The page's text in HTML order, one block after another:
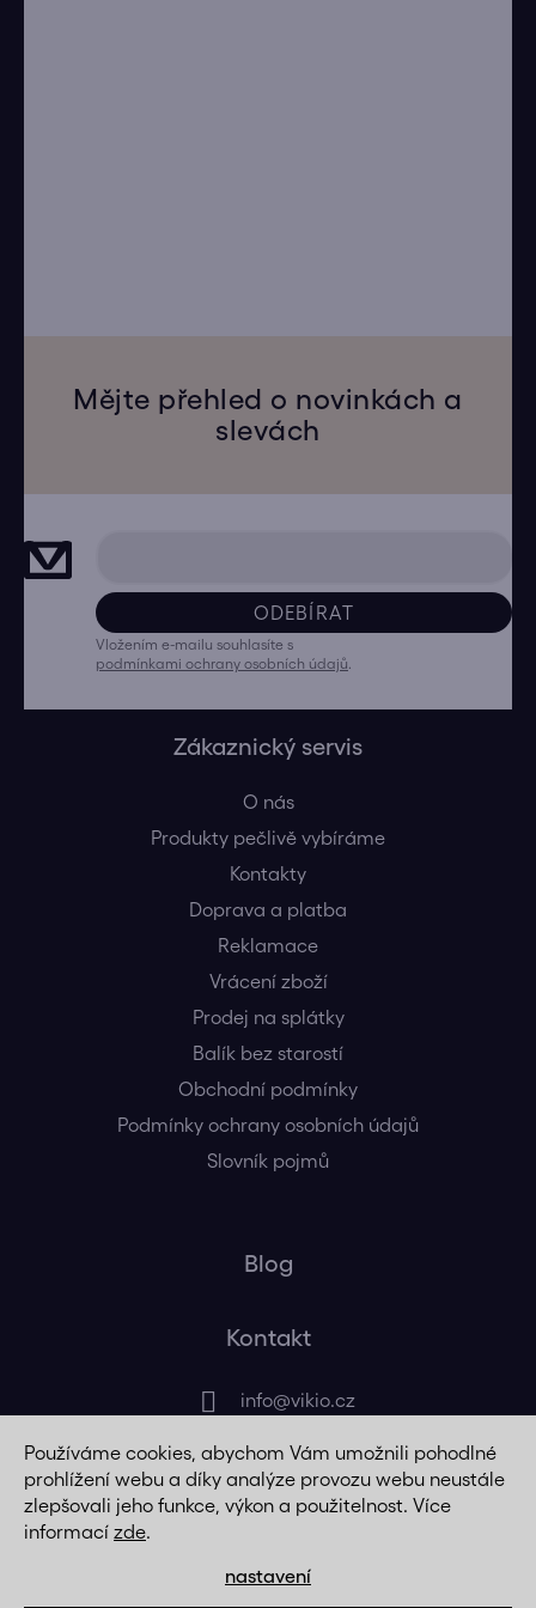
Používáme cookies, abychom Vám umožnili pohodlné
prohlížení webu a díky analýze provozu webu neustále
zlepšovali jeho funkce, výkon a použitelnost. Více
informací zde.
nastavení
Mějte přehled o novinkách a
slevách
ODEBÍRAT
Vložením e-mailu souhlasíte s
podmínkami ochrany osobních údajů
Zákaznický servis
O nás
Produkty pečlivě vybíráme
Kontakty
Doprava a platba
Reklamace
Vrácení zboží
Prodej na splátky
Balík bez starostí
Obchodní podmínky
Podmínky ochrany osobních údajů
Slovník pojmů
Blog
Kontakt
info@vikio.cz
+420 725 320 508